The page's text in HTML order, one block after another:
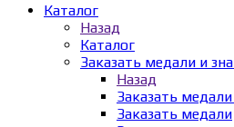
Каталог
Назад
Каталог
Заказать медали и
Назад
Заказать
Заказать медали